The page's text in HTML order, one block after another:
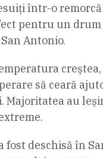
într-o
pentru un drum
Antonio.
să ceară
Majoritatea au
fost deschisă în